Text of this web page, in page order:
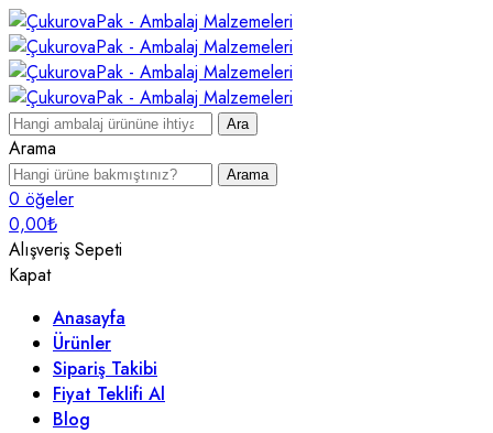
Ara
Arama
Arama
0 öğeler
0,00₺
Alışveriş Sepeti
Kapat
Anasayfa
Ürünler
Sipariş Takibi
Fiyat Teklifi Al
Blog